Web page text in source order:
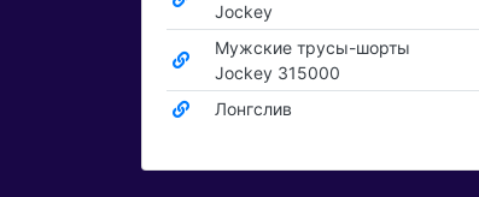
Jockey
Мужские трусы-шорты
Jockey 315000
Лонгслив